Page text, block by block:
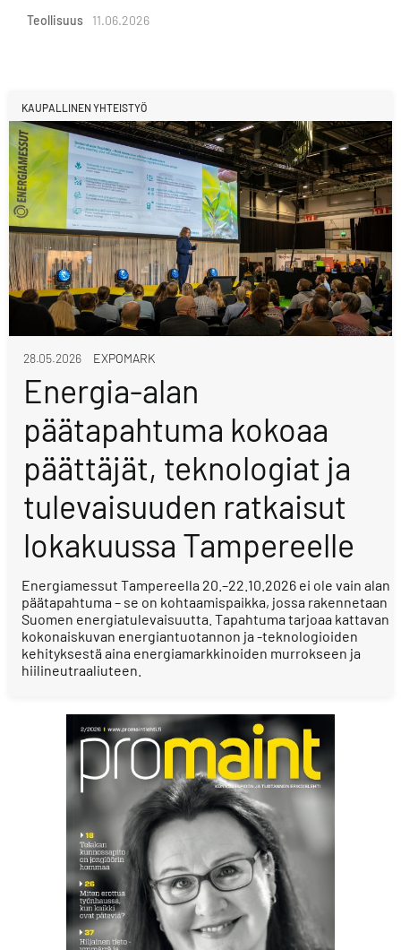
Teollisuus 11.06.2026
KAUPALLINEN YHTEISTYÖ
28.05.2026 EXPOMARK
Energia-alan
päätapahtuma kokoaa
päättäjät, teknologiat ja
tulevaisuuden ratkaisut
lokakuussa Tampereelle
Energiamessut Tampereella 20.–22.10.2026 ei ole vain alan
päätapahtuma – se on kohtaamispaikka, jossa rakennetaan
Suomen energiatulevaisuutta. Tapahtuma tarjoaa kattavan
kokonaiskuvan energiantuotannon ja -teknologioiden
kehityksestä aina energiamarkkinoiden murrokseen ja
hiilineutraaliuteen.